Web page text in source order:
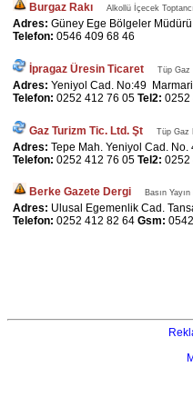
Burgaz Rakı Alkollü İçecek
Adres: Güney Ege Bölgeler
Telefon: 0546 409 68 46
İpragaz Üresin Ticaret Tüp Gaz
Adres: Yeniyol Cad. No:49
Telefon: 0252 412 76 05 Tel2: 0252
Gaz Turizm Tic. Ltd. Şt Tüp Gaz
Adres: Tepe Mah. Yeniyol Cad.
Telefon: 0252 412 76 05 Tel2: 0252
Berke Gazete Dergi Basın
Adres: Ulusal Egemenlik Cad.
Telefon: 0252 412 82 64 Gsm: